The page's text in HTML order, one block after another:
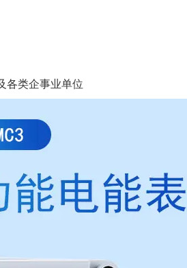
各类企事业单位